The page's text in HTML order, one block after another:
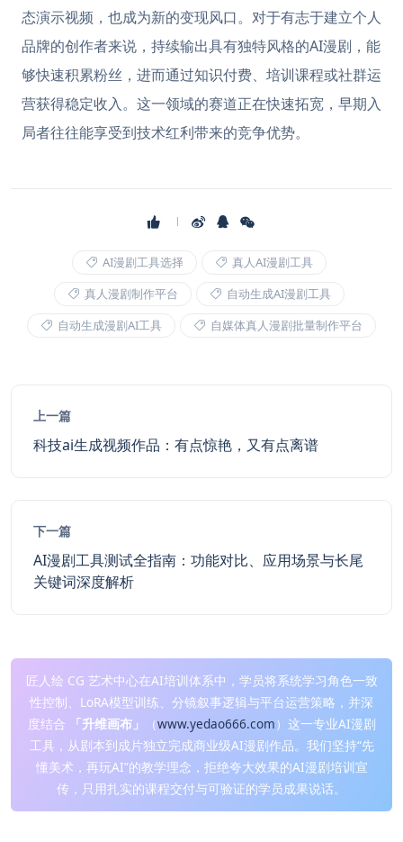
态演示视频，也成为新的变现风口。对于有志于建立个人
品牌的创作者来说，持续输出具有独特风格的AI漫剧，能
够快速积累粉丝，进而通过知识付费、培训课程或社群运
营获得稳定收入。这一领域的赛道正在快速拓宽，早期入
局者往往能享受到技术红利带来的竞争优势。
AI漫剧工具选择
真人AI漫剧工具
真人漫剧制作平台
自动生成AI漫剧工具
自动生成漫剧AI工具
自媒体真人漫剧批量制作平台
上一篇
科技ai生成视频作品：有点惊艳，又有点离谱
下一篇
AI漫剧工具测试全指南：功能对比、应用场景与长尾
关键词深度解析
匠人绘 CG 艺术中心在AI培训体系中，学员将系统学习角色一致
性控制、LoRA模型训练、分镜叙事逻辑与平台运营策略，并深
度结合
「升维画布」 （www.yedao666.com）这一专业AI漫剧
工具，从剧本到成片独立完成商业级AI漫剧作品。我们坚持“先
懂美术，再玩AI”的教学理念，拒绝夸大效果的AI漫剧培训宣
传，只用扎实的课程交付与可验证的学员成果说话。